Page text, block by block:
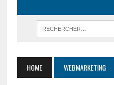
HOME WEBMARKETING